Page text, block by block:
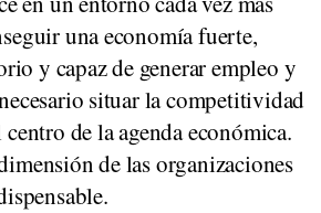
una economía fuerte,
y capaz de generar empleo y
situar la competitividad
de la agenda económica.
de las organizaciones